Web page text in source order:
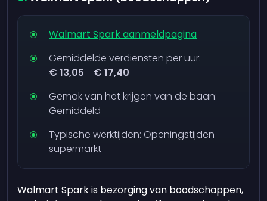
Walmart Spark aanmeldpagina
Gemiddelde verdiensten per uur:
€ 13,05 - € 17,40
Gemak van het krijgen van de baan:
Gemiddeld
Typische werktijden: Openingstijden
supermarkt
Walmart Spark is bezorging van boodschappen,